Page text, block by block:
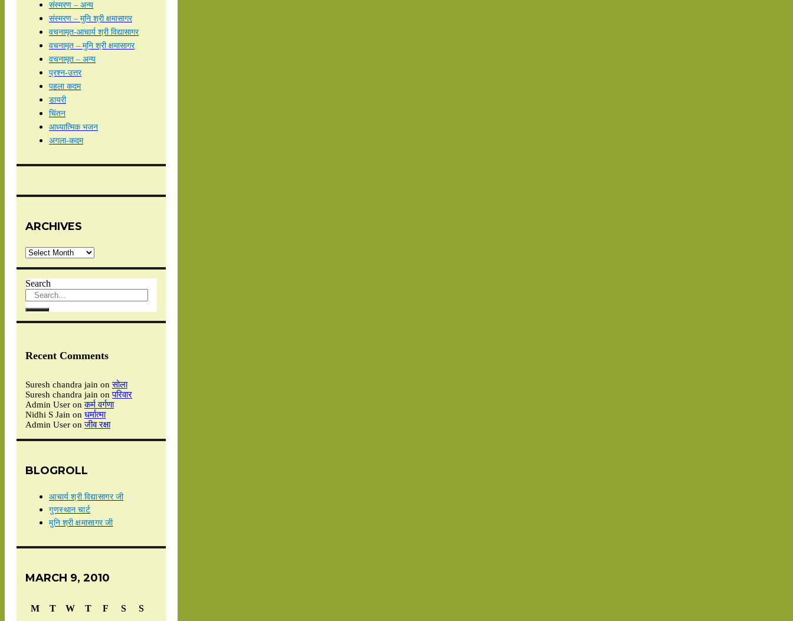
संस्मरण – अन्य
संस्मरण – मुनि श्री क्षमासागर
वचनामृत-आचार्य श्री विद्यासागर
वचनामृत – मुनि श्री क्षमासागर
वचनामृत – अन्य
प्रश्न-उत्तर
पहला कदम
डायरी
चिंतन
आध्यात्मिक भजन
अगला-कदम
ARCHIVES
Archives
Search
Recent Comments
Suresh chandra jain onसोला
Suresh chandra jain onपरिवार
Admin User onकर्म वर्गणा
Nidhi S Jain on धर्मात्मा
Admin User onजीव रक्षा
BLOGROLL
आचार्य श्री विद्यासागर जी
गुणस्थान चार्ट
मुनि श्री क्षमासागर जी
MARCH 9, 2010
M T W T F S S